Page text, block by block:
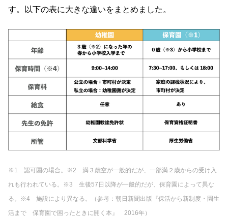
す。以下の表に大きな違いをまとめました。
※1 認可園の場合。
※2 満３歳空が一般的だが、一部満２歳からの受け入
れも行われている。
※3 生後57日以降が一般的だが、保育園によって異な
る。
※4 施設により異なる。
（参考：朝日新聞出版『保活から新制度・園生
活まで 保育園で困ったときに開く本』 2016年）